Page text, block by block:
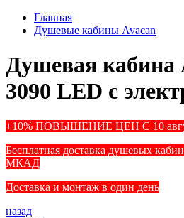
Главная
Душевые кабины Avacan
Душевая кабина
3090 LED с
+10% ПОВЫШЕНИЕ ЦЕН С 10
Бесплатная доставка душевых
МКАД
Доставка и монтаж в один день
назад